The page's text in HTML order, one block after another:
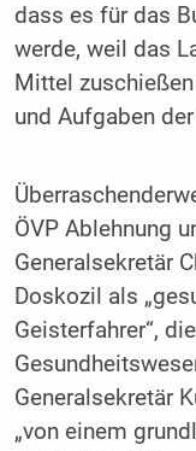
dass es für das
werde, weil das
Mittel
und Aufgaben
ÖVP Ablehnung
Generalsekretär
Doskozil als
Geisterfahrer“,
Generalsekretär
„von einem